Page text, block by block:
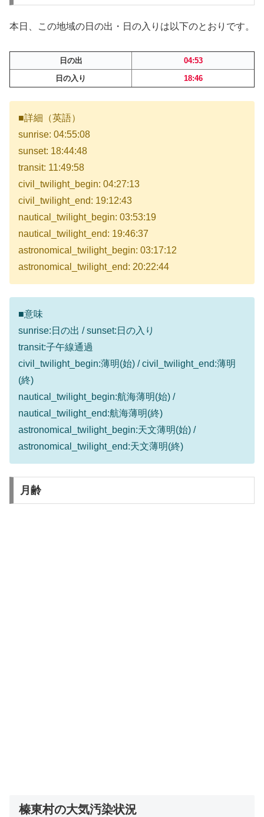
本日、この地域の日の出・日の入りは以下のとおりです。
日の出
04:53
日の入り
18:46
■詳細（英語）
sunrise: 04:55:08
sunset: 18:44:48
transit: 11:49:58
civil_twilight_begin: 04:27:13
civil_twilight_end: 19:12:43
nautical_twilight_begin: 03:53:19
nautical_twilight_end: 19:46:37
astronomical_twilight_begin: 03:17:12
astronomical_twilight_end: 20:22:44
■意味
sunrise:日の出 / sunset:日の入り
transit:子午線通過
civil_twilight_begin:薄明(始) / civil_twilight_end:薄明
(終)
nautical_twilight_begin:航海薄明(始) /
nautical_twilight_end:航海薄明(終)
astronomical_twilight_begin:天文薄明(始) /
astronomical_twilight_end:天文薄明(終)
月齢
榛東村の大気汚染状況